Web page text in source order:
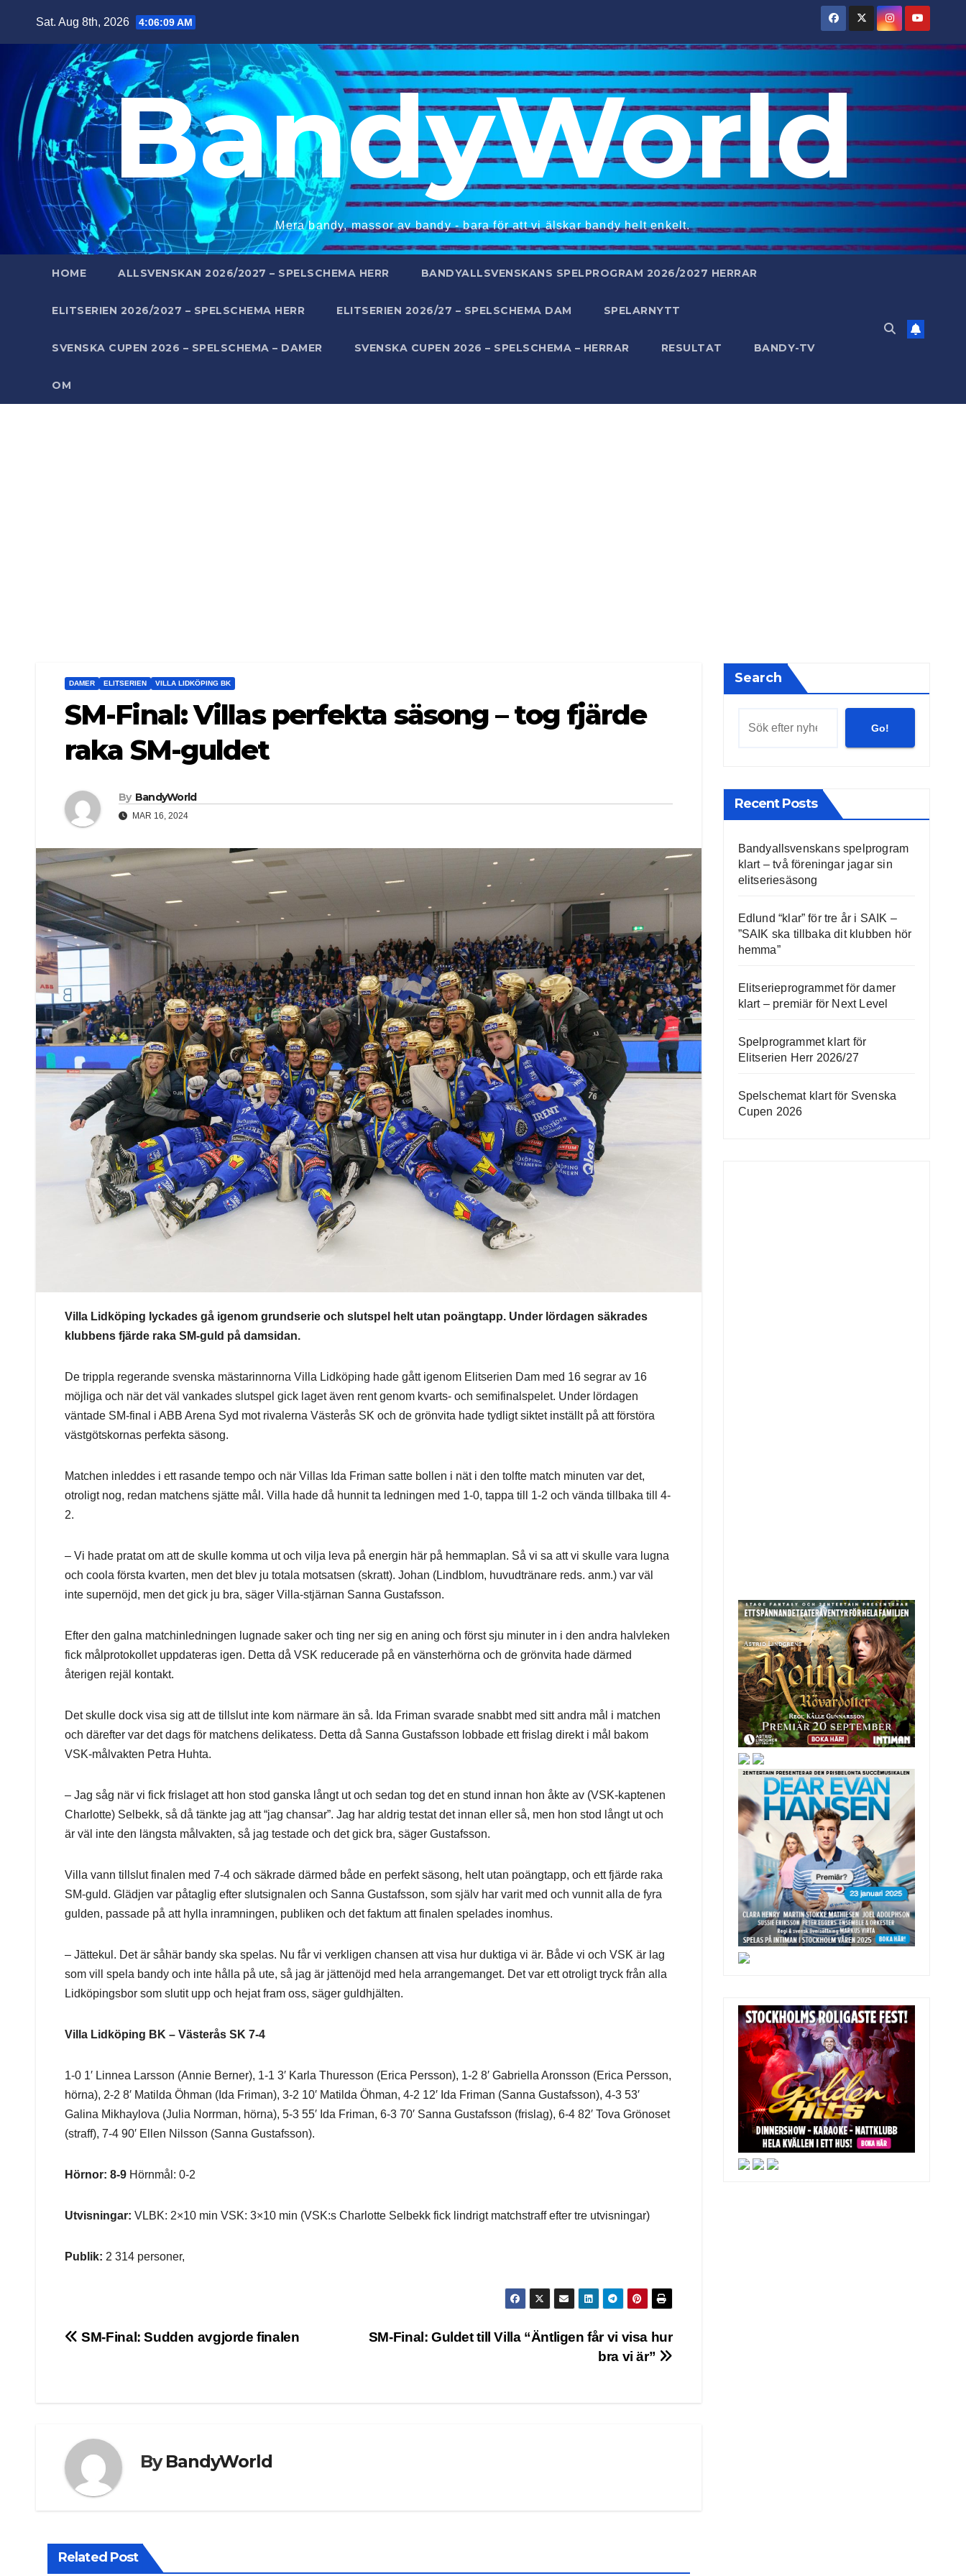
Sat. Aug 8th, 2026 4:06:11 AM
BandyWorld
Mera bandy, massor av bandy - bara för att vi älskar bandy helt enkelt.
HOME ALLSVENSKAN 2026/2027 – SPELSCHEMA HERR BANDYALLSVENSKANS SPELPROGRAM 2026/2027 HERRAR
ELITSERIEN 2026/2027 – SPELSCHEMA HERR ELITSERIEN 2026/27 – SPELSCHEMA DAM SPELARNYTT
SVENSKA CUPEN 2026 – SPELSCHEMA – DAMER SVENSKA CUPEN 2026 – SPELSCHEMA – HERRAR RESULTAT BANDY-TV
OM
DAMER ELITSERIEN VILLA LIDKÖPING BK
SM-Final: Villas perfekta säsong – tog fjärde
raka SM-guldet
By BandyWorld
MAR 16, 2024
Villa Lidköping lyckades gå igenom grundserie och slutspel helt utan poängtapp. Under lördagen säkrades
klubbens fjärde raka SM-guld på damsidan.
De trippla regerande svenska mästarinnorna Villa Lidköping hade gått igenom Elitserien Dam med 16 segrar av 16
möjliga och när det väl vankades slutspel gick laget även rent genom kvarts- och semifinalspelet. Under lördagen
väntade SM-final i ABB Arena Syd mot rivalerna Västerås SK och de grönvita hade tydligt siktet inställt på att förstöra
västgötskornas perfekta säsong.
Matchen inleddes i ett rasande tempo och när Villas Ida Friman satte bollen i nät i den tolfte match minuten var det,
otroligt nog, redan matchens sjätte mål. Villa hade då hunnit ta ledningen med 1-0, tappa till 1-2 och vända tillbaka till 4-
2.
– Vi hade pratat om att de skulle komma ut och vilja leva på energin här på hemmaplan. Så vi sa att vi skulle vara lugna
och coola första kvarten, men det blev ju totala motsatsen (skratt). Johan (Lindblom, huvudtränare reds. anm.) var väl
inte supernöjd, men det gick ju bra, säger Villa-stjärnan Sanna Gustafsson.
Efter den galna matchinledningen lugnade saker och ting ner sig en aning och först sju minuter in i den andra halvleken
fick målprotokollet uppdateras igen. Detta då VSK reducerade på en vänsterhörna och de grönvita hade därmed
återigen rejäl kontakt.
Det skulle dock visa sig att de tillslut inte kom närmare än så. Ida Friman svarade snabbt med sitt andra mål i matchen
och därefter var det dags för matchens delikatess. Detta då Sanna Gustafsson lobbade ett frislag direkt i mål bakom
VSK-målvakten Petra Huhta.
– Jag såg när vi fick frislaget att hon stod ganska långt ut och sedan tog det en stund innan hon åkte av (VSK-kaptenen
Charlotte) Selbekk, så då tänkte jag att “jag chansar”. Jag har aldrig testat det innan eller så, men hon stod långt ut och
är väl inte den längsta målvakten, så jag testade och det gick bra, säger Gustafsson.
Villa vann tillslut finalen med 7-4 och säkrade därmed både en perfekt säsong, helt utan poängtapp, och ett fjärde raka
SM-guld. Glädjen var påtaglig efter slutsignalen och Sanna Gustafsson, som själv har varit med och vunnit alla de fyra
gulden, passade på att hylla inramningen, publiken och det faktum att finalen spelades inomhus.
– Jättekul. Det är såhär bandy ska spelas. Nu får vi verkligen chansen att visa hur duktiga vi är. Både vi och VSK är lag
som vill spela bandy och inte hålla på ute, så jag är jättenöjd med hela arrangemanget. Det var ett otroligt tryck från alla
Lidköpingsbor som slutit upp och hejat fram oss, säger guldhjälten.
Villa Lidköping BK – Västerås SK 7-4
1-0 1′ Linnea Larsson (Annie Berner), 1-1 3′ Karla Thuresson (Erica Persson), 1-2 8′ Gabriella Aronsson (Erica Persson,
hörna), 2-2 8′ Matilda Öhman (Ida Friman), 3-2 10′ Matilda Öhman, 4-2 12′ Ida Friman (Sanna Gustafsson), 4-3 53′
Galina Mikhaylova (Julia Norrman, hörna), 5-3 55′ Ida Friman, 6-3 70′ Sanna Gustafsson (frislag), 6-4 82′ Tova Grönoset
(straff), 7-4 90′ Ellen Nilsson (Sanna Gustafsson).
Hörnor: 8-9 Hörnmål: 0-2
Utvisningar: VLBK: 2×10 min VSK: 3×10 min (VSK:s Charlotte Selbekk fick lindrigt matchstraff efter tre utvisningar)
Publik: 2 314 personer,
Post
SM-Final: Guldet till Villa “Äntligen får vi visa hur
bra vi är”
SM-Final: Sudden avgjorde finalen
ByBandyWorld
Related Post
Search
Go!
Recent Posts
Bandyallsvenskans spelprogram
klart – två föreningar jagar sin
elitseriesäsong
Edlund “klar” för tre år i SAIK –
”SAIK ska tillbaka dit klubben hör
hemma”
Elitserieprogrammet för damer
klart – premiär för Next Level
Spelprogrammet klart för
Elitserien Herr 2026/27
Spelschemat klart för Svenska
Cupen 2026